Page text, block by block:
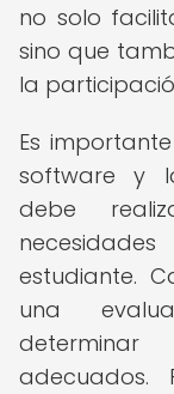
no solo
sino que
la
Es
software y
debe
estudiante.
una
adecuados.